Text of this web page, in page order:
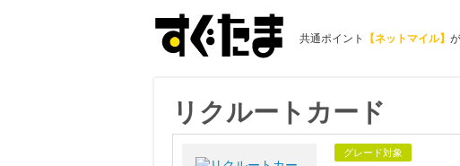
共通ポイント 【ネットマイル】
リクルートカード
グレード対象